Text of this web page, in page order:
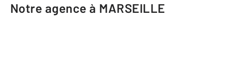
Notre agence à MARSEILLE